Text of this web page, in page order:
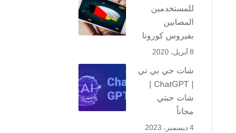
للمستخدمين
المصابين
بفيروس كورونا
8 أبريل، 2020
شات جي بي تي
| ChatGPT |
شات جبتي
مجاناً
4 ديسمبر، 2023